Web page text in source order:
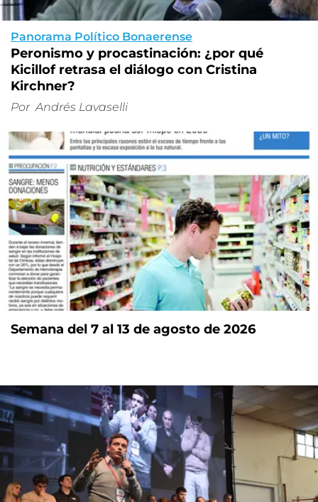
Panorama Político Bonaerense
Peronismo y procastinación: ¿por qué
Kicillof retrasa el diálogo con Cristina
Kirchner?
Por Andrés Lavaselli
Semana del 7 al 13 de agosto de 2026